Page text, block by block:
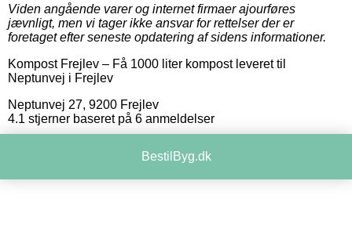
Viden angående varer og internet firmaer ajourføres
jævnligt, men vi tager ikke ansvar for rettelser der er
foretaget efter seneste opdatering af sidens informationer.
Kompost Frejlev – Få 1000 liter kompost leveret til
Neptunvej i Frejlev
Neptunvej 27, 9200 Frejlev
4.1 stjerner baseret på 6 anmeldelser
BestilByg.dk